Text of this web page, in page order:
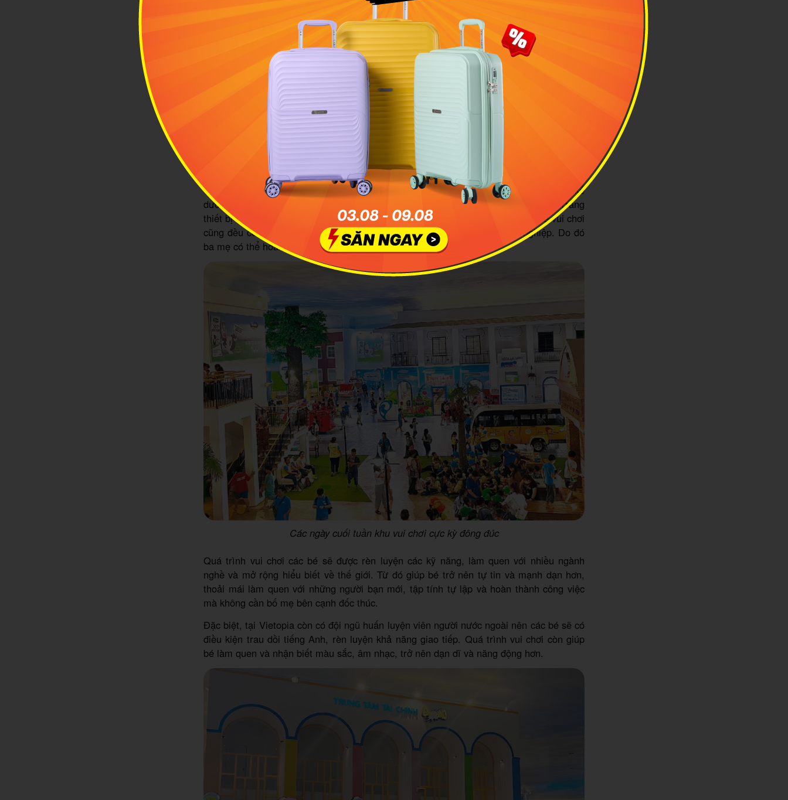
Các bạn nhỏ vô cùng hào hứng khi đến vui chơi tại Vietopia
1.2 Quy mô của Vietopia
Vietopia xây dựng như một thành phố thu nhỏ. Tại đây có đầy đủ trường học, ngân hàng,
bệnh viện, công viên, đường phố, hệ thống giao thông, nhà hàng... Các bé sẽ được hóa
thân vào các nhân vật trong thành phố, mỗi nhân vật sẽ có một ngành nghề và công
việc riêng, đòi hỏi bé phải tập trung và cố gắng để hoàn thành vai trò của mình.
Tất cả các trò chơi, hoạt động tại Vietopia đều đã được nghiên cứu, biên soạn, thiết kế
dưới sự tham vấn của các chuyên gia Nhật Bản để đảm bảo phù hợp với trẻ nhỏ. Trang
thiết bị tại đây cũng được lựa chọn và kiểm tra cực kỳ kỹ lưỡng. Ngoài ra, khi bé vui chơi
cũng đều có sự giám sát của đội ngũ huấn luyện viên, nhân viên chuyên nghiệp. Do đó
ba mẹ có thể hoàn toàn yên tâm để bé vui chơi nhé.
Các ngày cuối tuần khu vui chơi cực kỳ đông đúc
Quá trình vui chơi các bé sẽ được rèn luyện các kỹ năng, làm quen với nhiều ngành
nghề và mở rộng hiểu biết về thế giới. Từ đó giúp bé trở nên tự tin và mạnh dạn hơn,
thoải mái làm quen với những người bạn mới, tập tính tự lập và hoàn thành công việc
mà không cần bố mẹ bên cạnh đốc thúc.
Đặc biệt, tại Vietopia còn có đội ngũ huấn luyện viên người nước ngoài nên các bé sẽ có
điều kiện trau dồi tiếng Anh, rèn luyện khả năng giao tiếp. Quá trình vui chơi còn giúp
bé làm quen và nhận biết màu sắc, âm nhạc, trở nên dạn dĩ và năng động hơn.